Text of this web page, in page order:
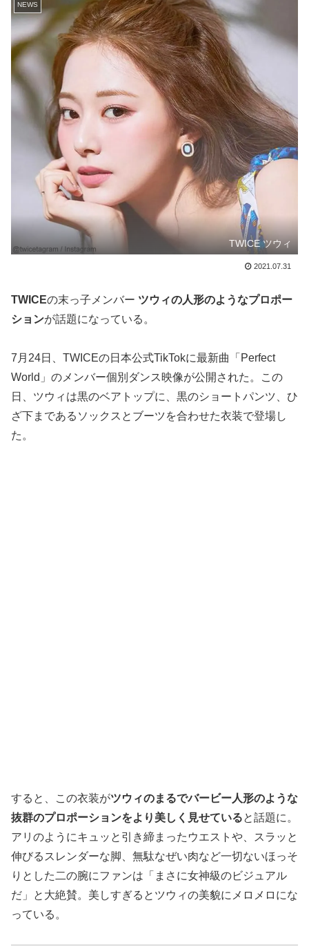
NEWS
TWICE ツウィ
2021.07.31
TWICEの末っ子メンバー ツウィの人形のようなプロポー
ションが話題になっている。
7月24日、TWICEの日本公式TikTokに最新曲「Perfect
World」のメンバー個別ダンス映像が公開された。この
日、ツウィは黒のベアトップに、黒のショートパンツ、ひ
ざ下まであるソックスとブーツを合わせた衣装で登場し
た。
すると、この衣装がツウィのまるでバービー人形のような
抜群のプロポーションをより美しく見せていると話題に。
アリのようにキュッと引き締まったウエストや、スラッと
伸びるスレンダーな脚、無駄なぜい肉など一切ないほっそ
りとした二の腕にファンは「まさに女神級のビジュアル
だ」と大絶賛。美しすぎるとツウィの美貌にメロメロにな
っている。